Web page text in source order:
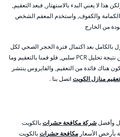
هذا لا يعني البدء بالاستهتار, فبعد التعقيم,
والكفوف, واستخدم المعقم الشخص
من الخارج
بالكامل بعد اكتمال فترة الحجر الصحي لكل
قاطني المنزل, والتأكد أن جميع القاطنين نتيجة تحليل PCR سلبي, فلو قمنا بالتعقيم وما
هناك فائدة من التعقيم, والفايروس ينتشر
تعقيم منازل الكويتاتصل بنا .
وأفضلشركة مكافحة حشراتبالكويت
الأسعار مكافحة حشراتبالكويت